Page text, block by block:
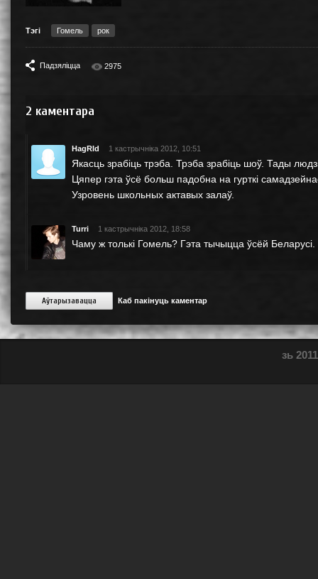
Тэгі Гомель рок
Падзяліцца 2975
2 каментара
HagRId 1 кастрычніка 2012, 10:51
Якасць зрабіць трэба. Трэба зрабіць шоў. Тады
Цяпер гэта ўсё больш падобна на гурткі
Узровень школьных актавых залаў.
Turri 1 кастрычніка 2012, 18:58
Чаму ж толькі Гомель? Гэта тычыцца ўсёй Беларусі.
Аўтарызавацца Каб пакінуць каментар
зь 2011